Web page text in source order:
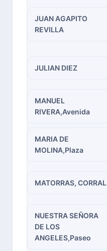
JUAN AGAPITO
REVILLA
JULIAN DIEZ
MANUEL
RIVERA,Avenida
MARIA DE
MOLINA,Plaza
MATORRAS, CORRAL
NUESTRA SEÑORA
DE LOS
ANGELES,Paseo